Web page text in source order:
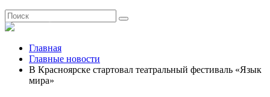
Главная
Главные новости
В Красноярске стартовал театральный фестиваль «Язык
мира»